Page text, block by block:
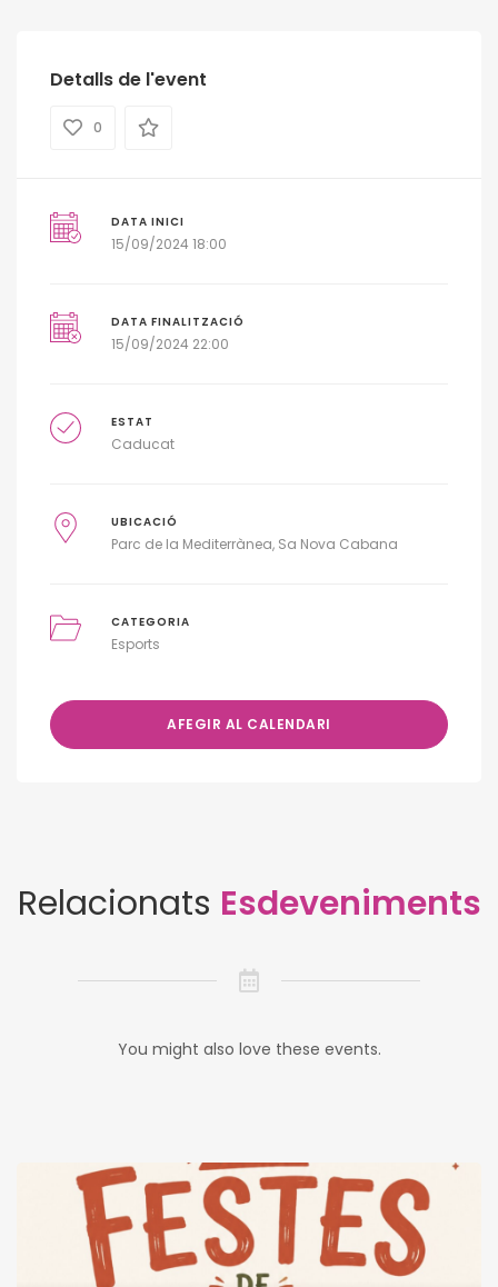
Detalls de l'event
0
DATA INICI
15/09/2024 18:00
DATA FINALITZACIÓ
15/09/2024 22:00
ESTAT
Caducat
UBICACIÓ
Parc de la Mediterrànea, Sa Nova Cabana
CATEGORIA
Esports
AFEGIR AL CALENDARI
Relacionats Esdeveniments
You might also love these events.